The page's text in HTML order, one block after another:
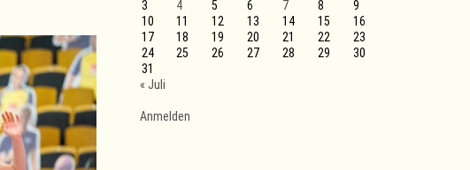
3
4 5 6 7 8
9
10
11 12 13 14 15
16
17
18 19 20 21 22
23
24
25 26 27 28 29
30
31
« Juli
Anmelden